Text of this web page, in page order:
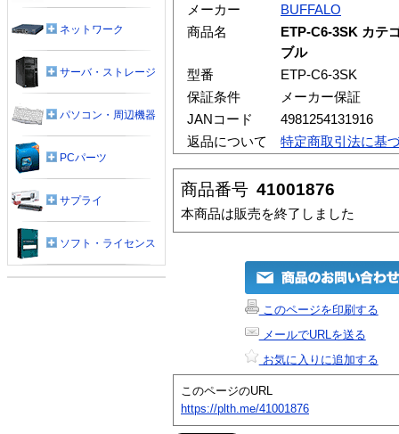
メーカー
BUFFALO
商品名
ETP-C6-3SK カテ
ブル
型番
ETP-C6-3SK
保証条件
メーカー保証
JANコード
4981254131916
返品について
特定商取引法に基
商品番号 41001876
本商品は販売を終了しました
このページを印刷する
メールでURLを送る
お気に入りに追加する
このページのURL
https://plth.me/41001876
ネットワーク
サーバ・ストレージ
パソコン・周辺機器
PCパーツ
サプライ
ソフト・ライセンス